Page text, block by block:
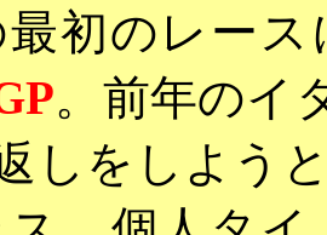
初のレース
。前年のイ
しをしよう